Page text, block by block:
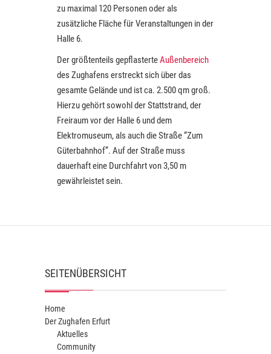
zu maximal 120 Personen oder als
zusätzliche Fläche für Veranstaltungen in der
Halle 6.
Der größtenteils gepflasterteAußenbereich
des Zughafens erstreckt sich über das
gesamte Gelände und ist ca. 2.500 qm groß.
Hierzu gehört sowohl der Stattstrand, der
Freiraum vor der Halle 6 und dem
Elektromuseum, als auch die Straße “Zum
Güterbahnhof”. Auf der Straße muss
dauerhaft eine Durchfahrt von 3,50 m
gewährleistet sein.
SEITENÜBERSICHT
Home
Der Zughafen Erfurt
Aktuelles
Community